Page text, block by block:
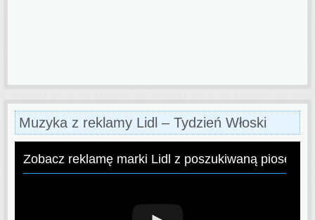
Muzyka z reklamy Lidl – Tydzień Włoski
Zobacz reklamę marki Lidl z poszukiwaną piosenką